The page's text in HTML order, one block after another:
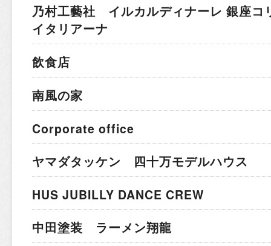
乃村工藝社 イルカルディナーレ 銀座
イタリアーナ
飲食店
南風の家
Corporate office
ヤマダタッケン 四十万モデルハウス
HUS JUBILLY DANCE CREW
中田塗装 ラーメン翔龍